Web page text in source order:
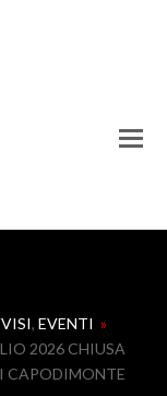
, EVENTI »
2026 CHIUSA
CAPODIMONTE